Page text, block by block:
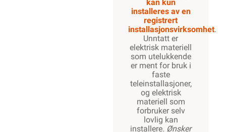
kan kun
installeres av en
registrert
installasjonsvirksomhet.
Unntatt er
elektrisk materiell
som utelukkende
er ment for bruk i
faste
teleinstallasjoner,
og elektrisk
materiell som
forbruker selv
lovlig kan
installere. Ønsker